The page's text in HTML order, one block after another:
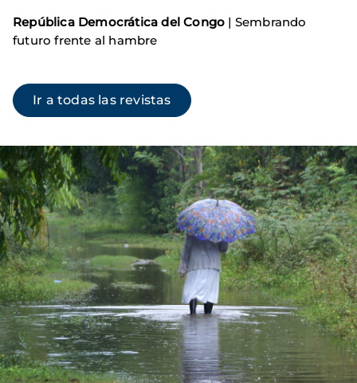
Imagen
República Democrática del Congo | Sembrando
futuro frente al hambre
Ir a todas las revistas